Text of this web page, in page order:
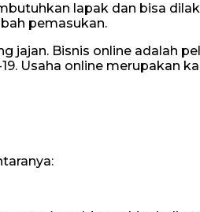
lapak dan bisa
pemasukan.
jajan. Bisnis online adalah
Usaha online merupakan